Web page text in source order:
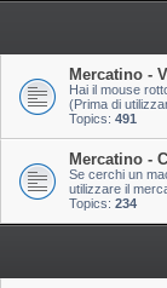
Mercatino -
Hai il mouse
(Prima di
Topics: 491
Mercatino -
Se cerchi un
utilizzare il
Topics: 234